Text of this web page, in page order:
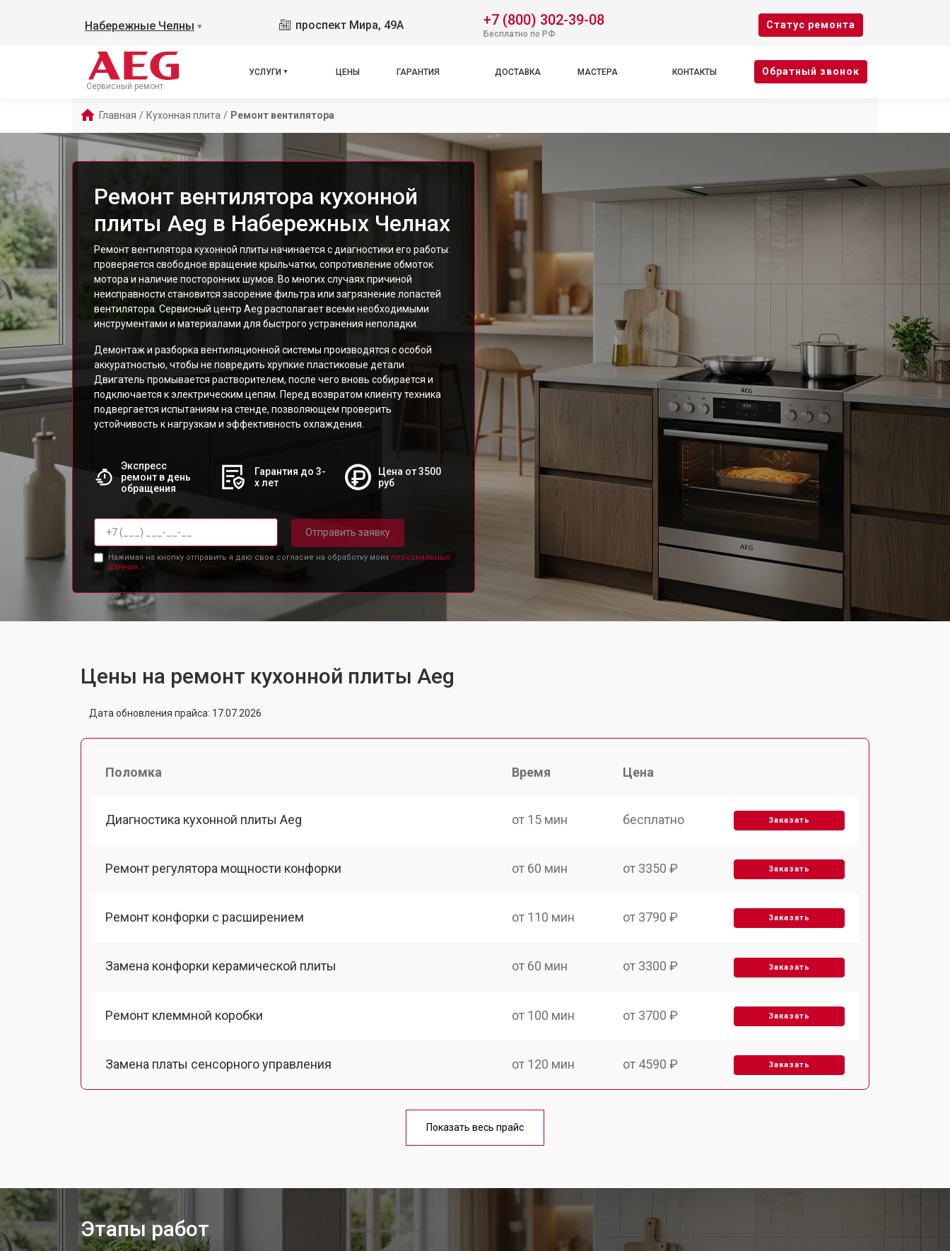
Набережные Челны ▼ проспект Мира, 49А +7 (800) 302-39-08
Бесплатно по РФ
Cтатус ремонта
Сервисный ремонт
УСЛУГИ ЦЕНЫ ГАРАНТИЯ ДОСТАВКА МАСТЕРА КОНТАКТЫ Oбратный звонок
Главная / Кухонная плита / Ремонт вентилятора
Ремонт вентилятора кухонной
плиты Aeg в Набережных Челнах
Ремонт вентилятора кухонной плиты начинается с диагностики его работы:
проверяется свободное вращение крыльчатки, сопротивление обмоток
мотора и наличие посторонних шумов. Во многих случаях причиной
неисправности становится засорение фильтра или загрязнение лопастей
вентилятора. Сервисный центр Aeg располагает всеми необходимыми
инструментами и материалами для быстрого устранения неполадки.
Демонтаж и разборка вентиляционной системы производятся с особой
аккуратностью, чтобы не повредить хрупкие пластиковые детали.
Двигатель промывается растворителем, после чего вновь собирается и
подключается к электрическим цепям. Перед возвратом клиенту техника
подвергается испытаниям на стенде, позволяющем проверить
устойчивость к нагрузкам и эффективность охлаждения.
Экспресс
ремонт в день
обращения
Гарантия до 3-
х лет
Цена от 3500
руб
Отправить заявку
Нажимая на кнопку отправить я даю свое согласие на обработку моих персональных
данных.
Цены на ремонт кухонной плиты Aeg
Дата обновления прайса: 17.07.2026
Поломка Время Цена
Диагностика кухонной плиты Aeg от 15 мин бесплатно Заказать
Ремонт регулятора мощности конфорки от 60 мин от 3350 ₽ Заказать
Ремонт конфорки с расширением от 110 мин от 3790 ₽ Заказать
Замена конфорки керамической плиты от 60 мин от 3300 ₽ Заказать
Ремонт клеммной коробки от 100 мин от 3700 ₽ Заказать
Замена платы сенсорного управления от 120 мин от 4590 ₽ Заказать
от 50 мин
Замена таймера кухонной плиты Aeg от 60 мин
Показать весь прайс
Этапы работ